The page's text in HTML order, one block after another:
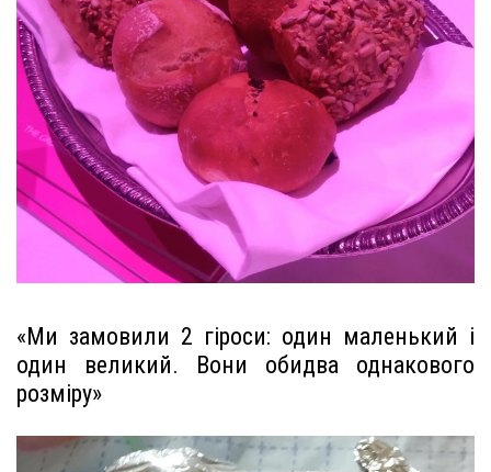
«Ми замовили 2 гіроси: один маленький і
один великий. Вони обидва однакового
розміру»